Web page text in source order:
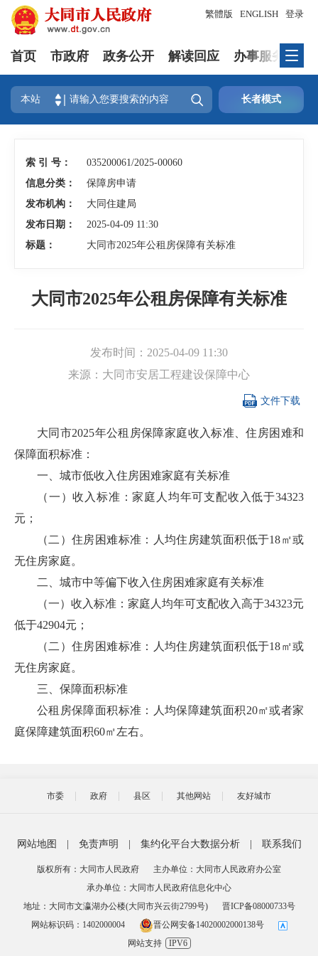
登录
繁體版 ENGLISH
首页 市政府 政务公开 解读回应 办事服务
本站  长者模式
索 引 号：
035200061/2025-00060
信息分类：
保障房申请
发布机构：
大同住建局
发布日期：
2025-04-09 11:30
标题：
大同市2025年公租房保障有关标准
大同市2025年公租房保障有关标准
发布时间： 2025-04-09 11:30
来源： 大同市安居工程建设保障中心
 文件下载
大同市2025年公租房保障家庭收入标准、住房困难和
保障面积标准：
一、城市低收入住房困难家庭有关标准
（一）收入标准：家庭人均年可支配收入低于34323
元；
（二）住房困难标准：人均住房建筑面积低于18㎡或
无住房家庭。
二、城市中等偏下收入住房困难家庭有关标准
（一）收入标准：家庭人均年可支配收入高于34323元
低于42904元；
（二）住房困难标准：人均住房建筑面积低于18㎡或
无住房家庭。
三、保障面积标准
公租房保障面积标准：人均保障建筑面积20㎡或者家
庭保障建筑面积60㎡左右。
市委 政府 县区 其他网站 友好城市
网站地图 免责声明 集约化平台大数据分析 联系我们
版权所有：大同市人民政府
主办单位：大同市人民政府办公室
承办单位：大同市人民政府信息化中心
地址：大同市文瀛湖办公楼(大同市兴云街2799号)
晋ICP备08000733号
网站标识码：1402000004
晋公网安备14020002000138号
网站支持
IPV6